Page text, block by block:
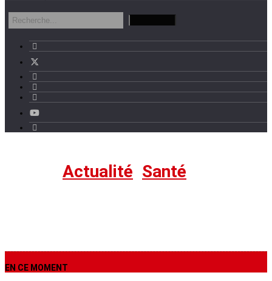
Actualité Santé
EN CE MOMENT